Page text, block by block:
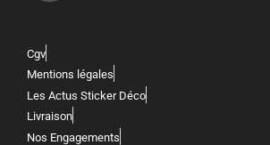
Cgv
Mentions légales
Les Actus Sticker Déco
Livraison
Nos Engagements